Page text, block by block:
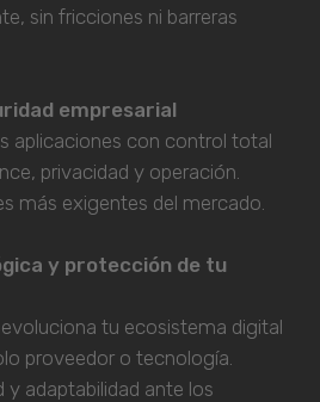
sin fricciones ni barreras
empresarial
aplicaciones con control total
privacidad y operación.
más exigentes del mercado.
y protección de tu
tu ecosistema digital
proveedor o tecnología.
y adaptabilidad ante los